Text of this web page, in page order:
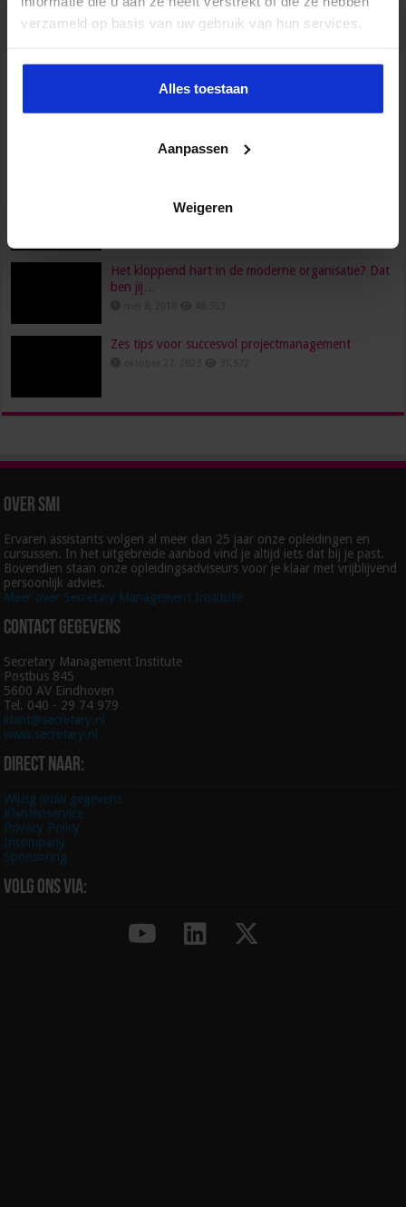
verzameld op basis van uw gebruik van hun services.
Alles toestaan
Aanpassen
Weigeren
juni 23, 2022 96,561
Wat verdient een secretaresse?
Het kloppend hart in de moderne organisatie? Dat
ben jij…
Zes tips voor succesvol projectmanagement
Over SMI
Ervaren assistants volgen al meer dan 25 jaar onze opleidingen en
cursussen. In het uitgebreide aanbod vind je altijd iets dat bij je past.
Bovendien staan onze opleidingsadviseurs voor je klaar met vrijblijvend
persoonlijk advies.
Meer over Secretary Management Institute
Contact gegevens
Secretary Management Institute
Postbus 845
5600 AV Eindhoven
Tel. 040 - 29 74 979
klant@secretary.nl
www.secretary.nl
Direct naar:
Wijzig jouw gegevens
Klantenservice
Privacy Policy
Incompany
Sponsoring
Volg ons via: